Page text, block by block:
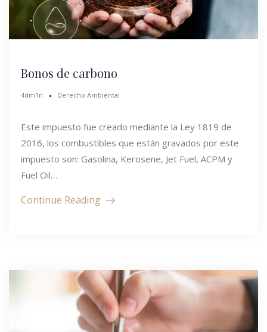
Bonos de carbono
4dm1n Derecho Ambiental
Este impuesto fue creado mediante la Ley 1819 de
2016, los combustibles que están gravados por este
impuesto son: Gasolina, Kerosene, Jet Fuel, ACPM y
Fuel Oil…
Continue Reading